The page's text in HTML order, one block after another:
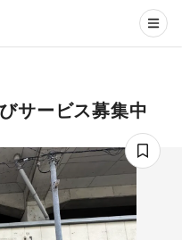
サービス募集中